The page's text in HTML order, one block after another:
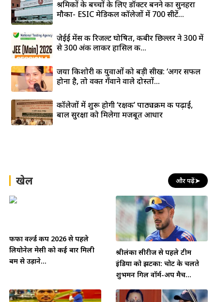
श्रमिकों के बच्चों के लिए डॉक्टर बनने का सुनहरा
मौका- ESIC मेडिकल कॉलेजों में 700 सीटें...
जेईई मेंस की रिजल्ट घोषित, कबीर छिल्लर ने 300 में
से 300 अंक लाकर हासिल की...
जया किशोरी की युवाओं को बड़ी सीख: ‘अगर सफल
होना है, तो वक्त गँवाने वाले दोस्तों...
कॉलेजों में शुरू होगी ‘रक्षक’ पाठ्यक्रम की पढ़ाई,
बाल सुरक्षा को मिलेगा मजबूत आधार
खेल और पढ़ें➤
फीफा वर्ल्ड कप 2026 से पहले
लियोनेल मेसी को कई बार मिली
बम से उड़ाने...
श्रीलंका सीरीज से पहले टीम
इंडिया को झटका: चोट के चलते
शुभमन गिल वॉर्म-अप मैच...